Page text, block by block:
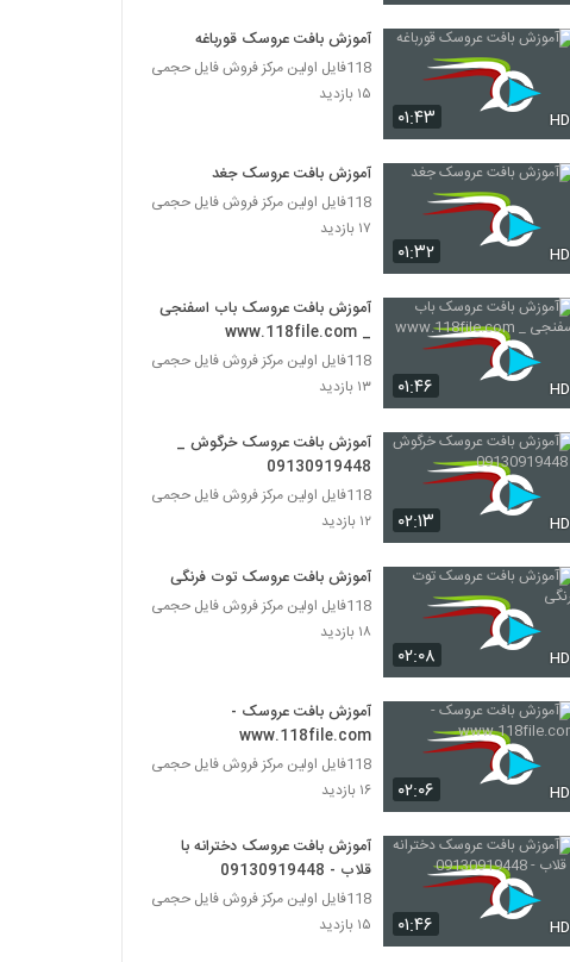
۰۱:۴۳ HD
آموزش بافت عروسک قورباغه
118فایل اولین مرکز فروش فایل حجمی
۱۵ بازدید
۰۱:۳۲ HD
آموزش بافت عروسک جغد
118فایل اولین مرکز فروش فایل حجمی
۱۷ بازدید
۰۱:۴۶ HD
آموزش بافت عروسک باب اسفنجی
_ www.118file.com
118فایل اولین مرکز فروش فایل حجمی
۱۳ بازدید
۰۲:۱۳ HD
آموزش بافت عروسک خرگوش _
09130919448
118فایل اولین مرکز فروش فایل حجمی
۱۲ بازدید
۰۲:۰۸ HD
آموزش بافت عروسک توت فرنگی
118فایل اولین مرکز فروش فایل حجمی
۱۸ بازدید
۰۲:۰۶ HD
آموزش بافت عروسک -
www.118file.com
118فایل اولین مرکز فروش فایل حجمی
۱۶ بازدید
۰۱:۴۶ HD
آموزش بافت عروسک دخترانه با
قلاب - 09130919448
118فایل اولین مرکز فروش فایل حجمی
۱۵ بازدید